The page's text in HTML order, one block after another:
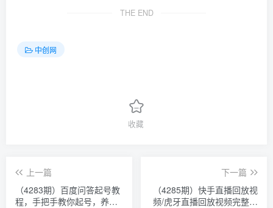
THE END
中创网
收藏
上一篇
（4283期）百度问答起号教
程，手把手教你起号，养
下一篇
（4285期）快手直播回放视
频/虎牙直播回放视频完整下